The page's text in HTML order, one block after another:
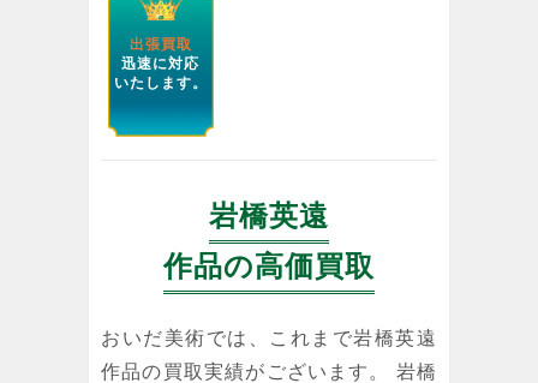
出張買取
迅速に対応
いたします。
岩橋英遠
作品の高価買取
おいだ美術では、これまで岩橋英遠
作品の買取実績がございます。 岩橋